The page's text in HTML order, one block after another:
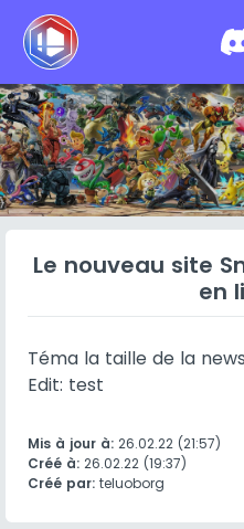
Le nouveau site
en
Téma la taille de la news
Edit: test
Mis à jour à: 26.02.22 (21:57)
Créé à: 26.02.22 (19:37)
Créé par: teluoborg